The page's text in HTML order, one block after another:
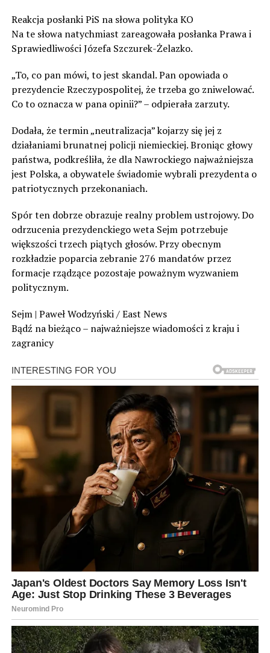
Reakcja posłanki PiS na słowa polityka KO
Na te słowa natychmiast zareagowała posłanka Prawa i
Sprawiedliwości Józefa Szczurek-Żelazko.
„To, co pan mówi, to jest skandal. Pan opowiada o
prezydencie Rzeczypospolitej, że trzeba go zniwelować.
Co to oznacza w pana opinii?” – odpierała zarzuty.
Dodała, że termin „neutralizacja” kojarzy się jej z
działaniami brunatnej policji niemieckiej. Broniąc głowy
państwa, podkreśliła, że dla Nawrockiego najważniejsza
jest Polska, a obywatele świadomie wybrali prezydenta o
patriotycznych przekonaniach.
Spór ten dobrze obrazuje realny problem ustrojowy. Do
odrzucenia prezydenckiego weta Sejm potrzebuje
większości trzech piątych głosów. Przy obecnym
rozkładzie poparcia zebranie 276 mandatów przez
formacje rządzące pozostaje poważnym wyzwaniem
politycznym.
Sejm | Paweł Wodzyński / East News
Bądź na bieżąco – najważniejsze wiadomości z kraju i
zagranicy